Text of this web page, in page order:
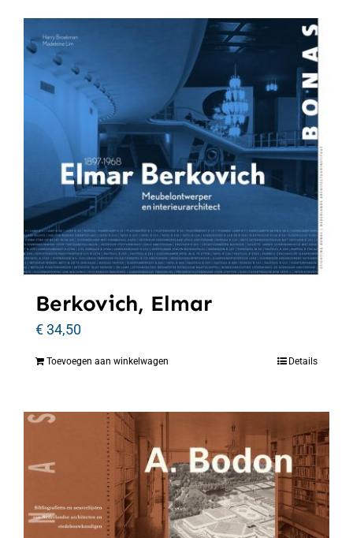
Berkovich, Elmar
€34,50
Toevoegen aan winkelwagen Details